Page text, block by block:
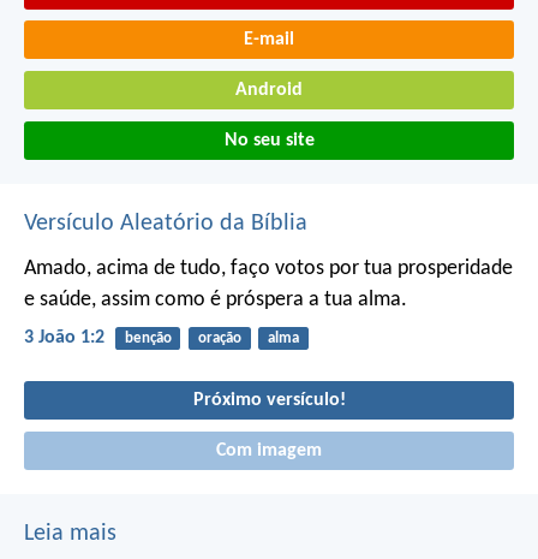
E-mail
Android
No seu site
Versículo Aleatório da Bíblia
Amado, acima de tudo, faço votos por tua prosperidade
e saúde, assim como é próspera a tua alma.
3 João 1:2 benção oração alma
Próximo versículo!
Com imagem
Leia mais